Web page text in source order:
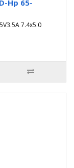
Hp 65-
7.4x5.0